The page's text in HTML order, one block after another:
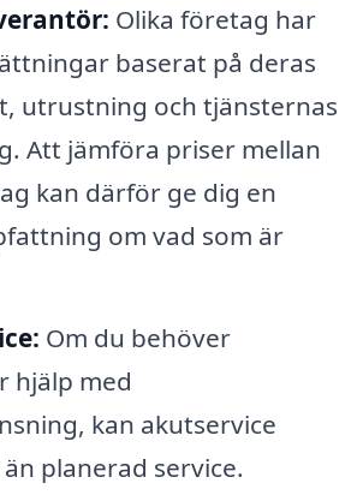
Olika företag har
baserat på deras
utrustning och tjänsternas
Att jämföra priser mellan
kan därför ge dig en
om vad som är
Om du behöver
hjälp med
kan akutservice
planerad service.